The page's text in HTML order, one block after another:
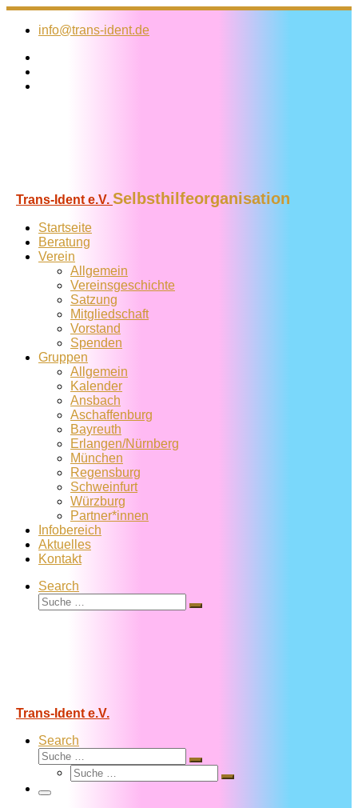
Zum
Inhalt
info@trans-ident.de
Trans-Ident e.V. Selbsthilfeorganisation
Startseite
Beratung
Verein
Allgemein
Vereins­geschichte
Satzung
Mitglied­schaft
Vorstand
Spenden
Gruppen
Allgemein
Kalender
Ansbach
Aschaffenburg
Bayreuth
Erlangen/Nürnberg
München
Regensburg
Schweinfurt
Würzburg
Partner*innen
Infobereich
Aktuelles
Kontakt
Search
Suche
Suche
Trans-Ident e.V.
Search
Suche
Suche
Suche
Suche
Menü